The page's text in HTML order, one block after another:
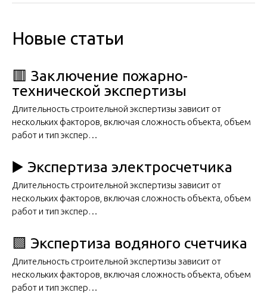
Новые статьи
🟥 Заключение пожарно-
технической экспертизы
Длительность строительной экспертизы зависит от
нескольких факторов, включая сложность объекта, объем
работ и тип экспер…
▶️ Экспертиза электросчетчика
Длительность строительной экспертизы зависит от
нескольких факторов, включая сложность объекта, объем
работ и тип экспер…
🟩 Экспертиза водяного счетчика
Длительность строительной экспертизы зависит от
нескольких факторов, включая сложность объекта, объем
работ и тип экспер…